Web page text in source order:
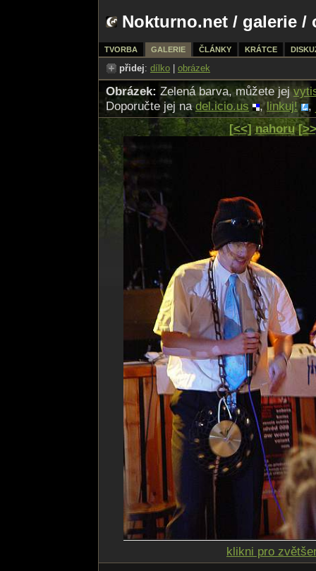
Nokturno.net / galerie /
TVORBA GALERIE ČLÁNKY KRÁTCE
přidej: dílko obrázek
Obrázek: Zelená barva, můžete jej
Doporučte jej nadel.icio.us ,linkuj! ,
[<<] nahoru
klikni pro